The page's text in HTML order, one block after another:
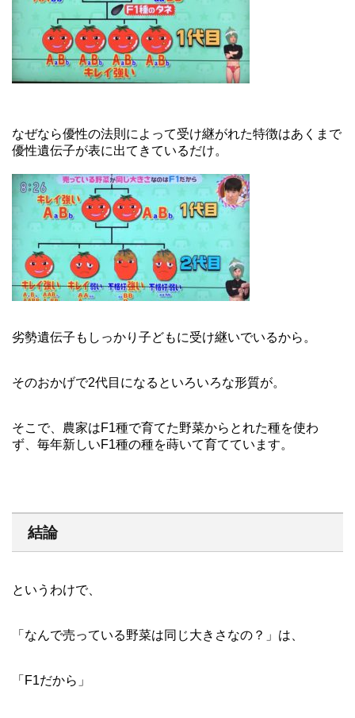
なぜなら優性の法則によって受け継がれた特徴はあくまで
優性遺伝子が表に出てきているだけ。
劣勢遺伝子もしっかり子どもに受け継いでいるから。
そのおかげで2代目になるといろいろな形質が。
そこで、農家はF1種で育てた野菜からとれた種を使わ
ず、毎年新しいF1種の種を蒔いて育てています。
結論
というわけで、
「なんで売っている野菜は同じ大きさなの？」は、
「F1だから」